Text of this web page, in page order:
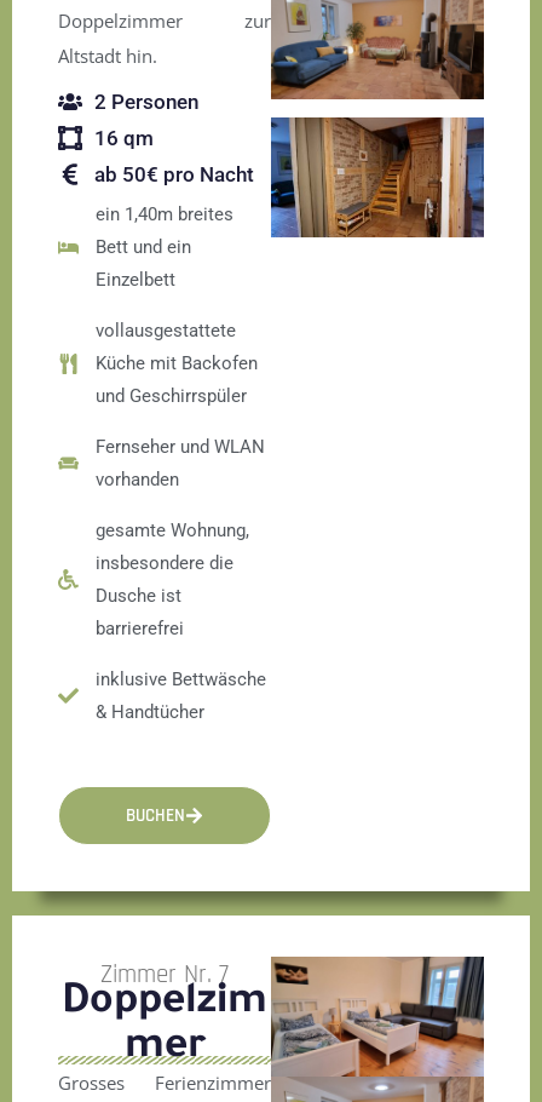
Doppelzimmer zur
Altstadt hin.
2 Personen
16 qm
ab 50€ pro Nacht
ein 1,40m breites
Bett und ein
Einzelbett
vollausgestattete
Küche mit Backofen
und Geschirrspüler
Fernseher und WLAN
vorhanden
gesamte Wohnung,
insbesondere die
Dusche ist
barrierefrei
inklusive Bettwäsche
& Handtücher
BUCHEN
Zimmer Nr. 7
Doppelzim
mer
Grosses Ferienzimmer